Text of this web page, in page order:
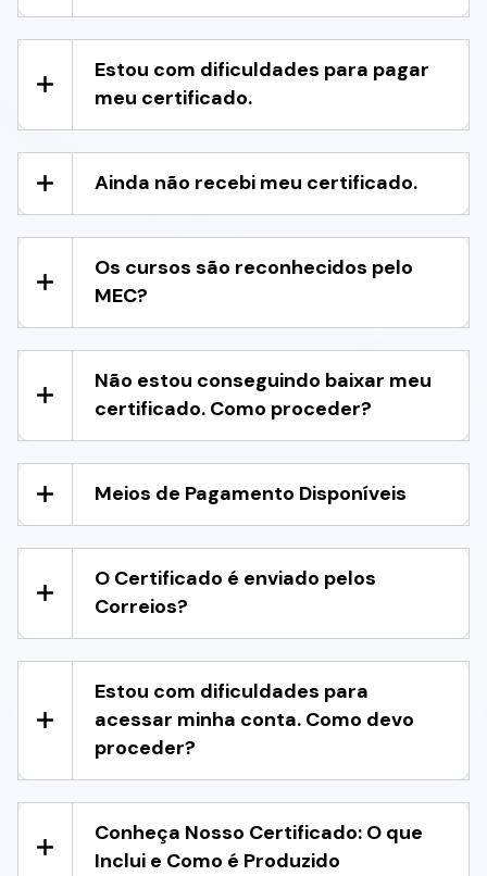
Estou com dificuldades para pagar
meu certificado.
Ainda não recebi meu certificado.
Os cursos são reconhecidos pelo
MEC?
Não estou conseguindo baixar meu
certificado. Como proceder?
Meios de Pagamento Disponíveis
O Certificado é enviado pelos
Correios?
Estou com dificuldades para
acessar minha conta. Como devo
proceder?
Conheça Nosso Certificado: O que
Inclui e Como é Produzido